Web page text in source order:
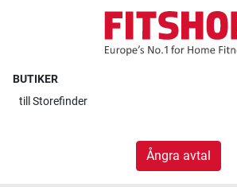
BUTIKER
till Storefinder
Ångra avtal